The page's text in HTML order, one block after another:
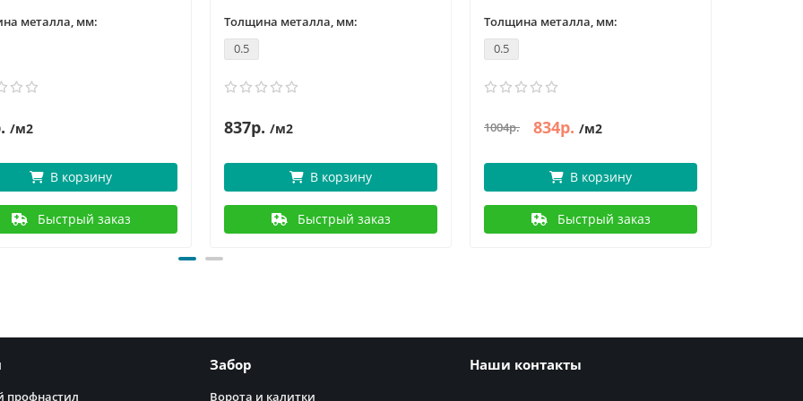
металла, мм:
/м2
В корзину
Быстрый заказ
Толщина металла, мм:
0.5
837р. /м2
В корзину
Быстрый заказ
Толщина металла, мм:
0.5
1004р. 834р. /м2
В корзину
Быстрый заказ
профнастил
Забор
Ворота и калитки
Наши контакты